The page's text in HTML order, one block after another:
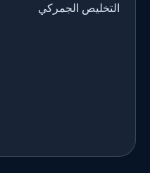
التخليص الجمركي